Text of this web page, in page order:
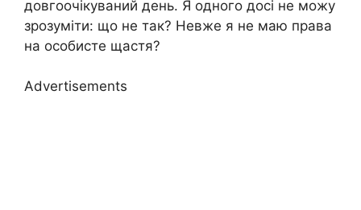
довгоочікуваний день. Я одного досі не можу
зрозуміти: що не так? Невже я не маю права
на особисте щастя?
Advertisements